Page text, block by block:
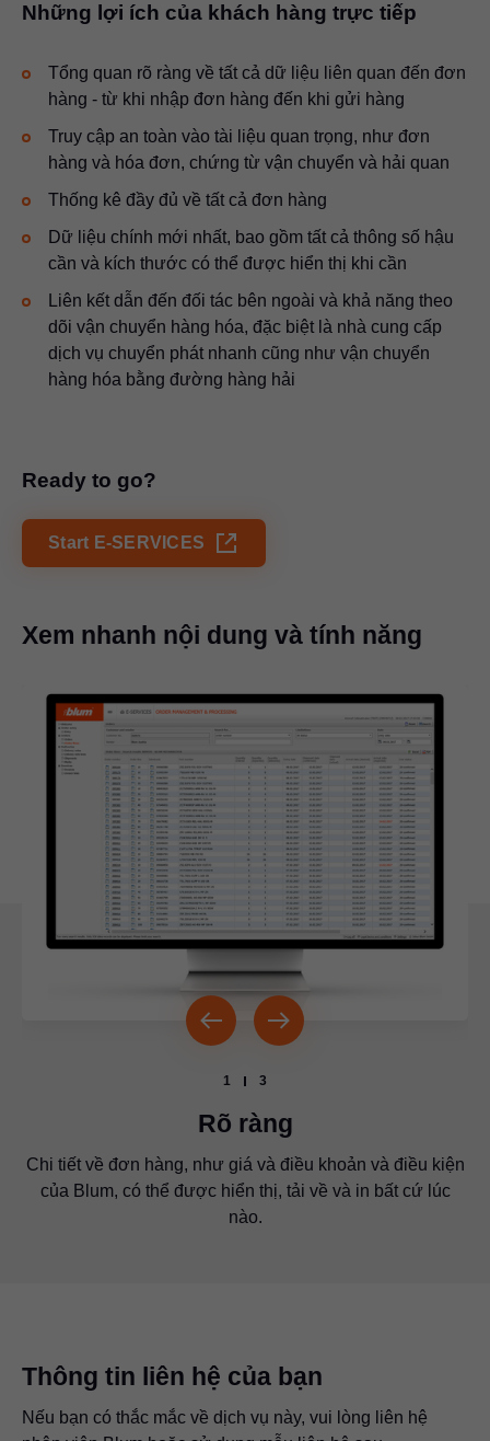
Những lợi ích của khách hàng trực tiếp
Tổng quan rõ ràng về tất cả dữ liệu liên quan đến đơn
hàng - từ khi nhập đơn hàng đến khi gửi hàng
Truy cập an toàn vào tài liệu quan trọng, như đơn
hàng và hóa đơn, chứng từ vận chuyển và hải quan
Thống kê đầy đủ về tất cả đơn hàng
Dữ liệu chính mới nhất, bao gồm tất cả thông số hậu
cần và kích thước có thể được hiển thị khi cần
Liên kết dẫn đến đối tác bên ngoài và khả năng theo
dõi vận chuyển hàng hóa, đặc biệt là nhà cung cấp
dịch vụ chuyển phát nhanh cũng như vận chuyển
hàng hóa bằng đường hàng hải
Ready to go?
Start E-SERVICES
Xem nhanh nội dung và tính năng
1 3
Rõ ràng
Chi tiết về đơn hàng, như giá và điều khoản và điều kiện
của Blum, có thể được hiển thị, tải về và in bất cứ lúc
nào.
Thống kê giao nhận cung cấp cho bạn thông tin chính
xác về các sản phẩm mà bạn đã đặt, thời gian và số
lượng đặt.
Ứng dụng giúp bạn liên hệ trực tiếp với người liên hệ
của bạn tại Blum nếu bạn có thắc mắc về đơn hàng.
Thông tin liên hệ của bạn
Nếu bạn có thắc mắc về dịch vụ này, vui lòng liên hệ